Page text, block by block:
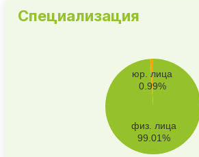
Специализация